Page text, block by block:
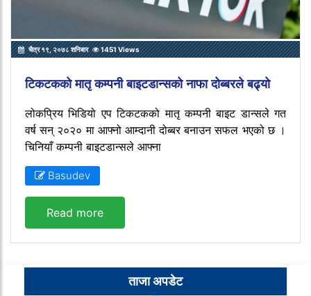
चैत्र १९, २०७८ शनिबार 1451 Views
टिकटकको मातृ कम्पनी बाइटडान्सको नाफा दोब्बरले बढ्यो
लोकप्रिय भिडियो एप टिकटकको मातृ कम्पनी बाइट डान्सले गत
वर्ष सन् २०२० मा आफ्नो आम्दानी दोब्बर बनाउन सफल भएको छ ।
चिनियाँ कम्पनी बाइटडान्सले आफ्ना
Basudev
Read more
ताजा अपडेट